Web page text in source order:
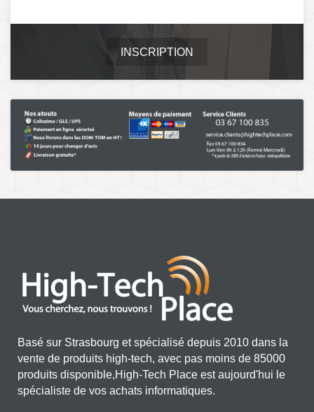
INSCRIPTION
Basé sur Strasbourg et spécialisé depuis 2010 dans la
vente de produits high-tech, avec pas moins de 85000
produits disponible,High-Tech Place est aujourd'hui le
spécialiste de vos achats informatiques.